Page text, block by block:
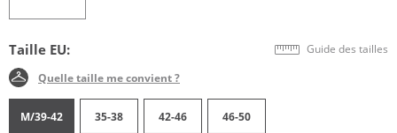
Taille EU: Guide des tailles
Quelle taille me convient ?
M/39-42 35-38 42-46 46-50